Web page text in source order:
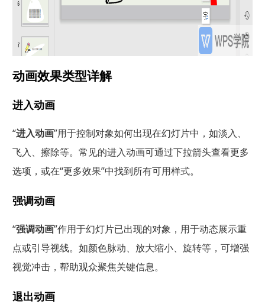
动画效果类型详解
进入动画
“进入动画”用于控制对象如何出现在幻灯片中，如淡入、
飞入、擦除等。常见的进入动画可通过下拉箭头查看更多
选项，或在“更多效果”中找到所有可用样式。
强调动画
“强调动画”作用于幻灯片已出现的对象，用于动态展示重
点或引导视线。如颜色脉动、放大缩小、旋转等，可增强
视觉冲击，帮助观众聚焦关键信息。
退出动画